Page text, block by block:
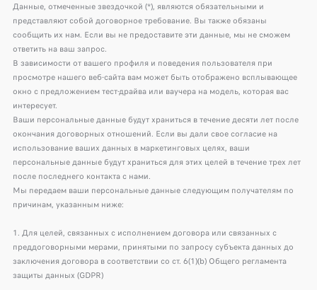
Данные, отмеченные звездочкой (*), являются обязательными и
представляют собой договорное требование. Вы также обязаны
сообщить их нам. Если вы не предоставите эти данные, мы не сможем
ответить на ваш запрос.
В зависимости от вашего профиля и поведения пользователя при
просмотре нашего веб-сайта вам может быть отображено всплывающее
окно с предложением тест-драйва или ваучера на модель, которая вас
интересует.
Ваши персональные данные будут храниться в течение десяти лет после
окончания договорных отношений. Если вы дали свое согласие на
использование ваших данных в маркетинговых целях, ваши
персональные данные будут храниться для этих целей в течение трех лет
после последнего контакта с нами.
Мы передаем ваши персональные данные следующим получателям по
причинам, указанным ниже:
1. Для целей, связанных с исполнением договора или связанных с
преддоговорными мерами, принятыми по запросу субъекта данных до
заключения договора в соответствии со ст. 6(1)(b) Общего регламента
защиты данных (GDPR)